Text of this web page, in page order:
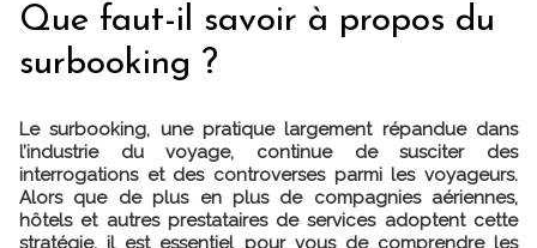
Que faut-il savoir à propos du
surbooking ?
Le surbooking, une pratique largement répandue dans
l’industrie du voyage, continue de susciter des
interrogations et des controverses parmi les voyageurs.
Alors que de plus en plus de compagnies aériennes,
hôtels et autres prestataires de services adoptent cette
stratégie, il est essentiel pour vous de comprendre les